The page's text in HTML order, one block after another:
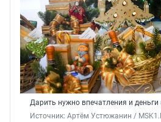
Дарить нужно впечатления и деньги
Источник: Артём Устюжанин /